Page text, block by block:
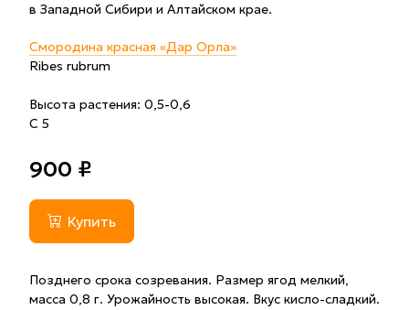
в Западной Сибири и Алтайском крае.
Смородина красная «Дар Орла»
Ribes rubrum
Высота растения: 0,5-0,6
С 5
900 ₽
Купить
Позднего срока созревания. Размер ягод мелкий,
масса 0,8 г. Урожайность высокая. Вкус кисло-сладкий.